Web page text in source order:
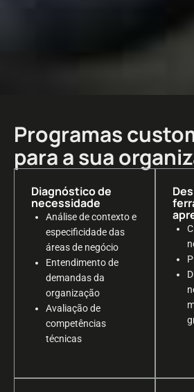
Programas
para a sua
Diagnóstico de
necessidade
Análise de contexto e
especificidade das
áreas de negócio
Entendimento de
demandas da
organização
Avaliação de
competências
técnicas